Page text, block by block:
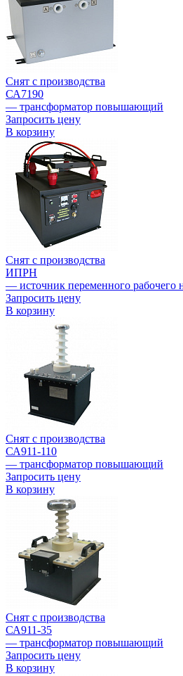
Снят с производства
СА7190
— трансформатор повышающий
Запросить цену
В корзину
Снят с производства
ИПРН
— источник переменного рабочего
Запросить цену
В корзину
Снят с производства
СА911-110
— трансформатор повышающий
Запросить цену
В корзину
Снят с производства
СА911-35
— трансформатор повышающий
Запросить цену
В корзину